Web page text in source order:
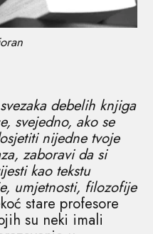
debelih knjiga
svejedno, ako se
nijedne tvoje
zaboravi da si
kao tekstu
umjetnosti, filozofije
stare profesore
su neki imali